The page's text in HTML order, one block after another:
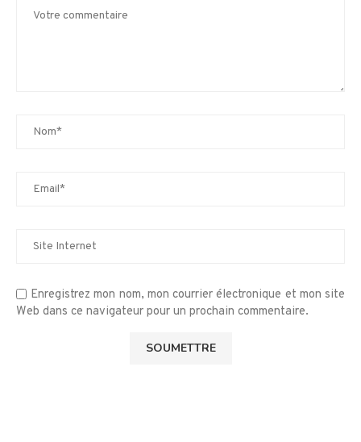
Enregistrez mon nom, mon courrier électronique et mon site
Web dans ce navigateur pour un prochain commentaire.